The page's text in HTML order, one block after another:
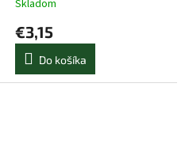
Skladom
€3,15
Do košíka